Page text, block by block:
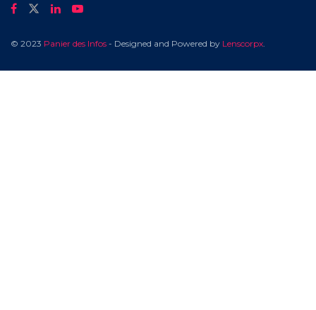
© 2023 Panier des Infos - Designed and Powered by Lenscorpx.